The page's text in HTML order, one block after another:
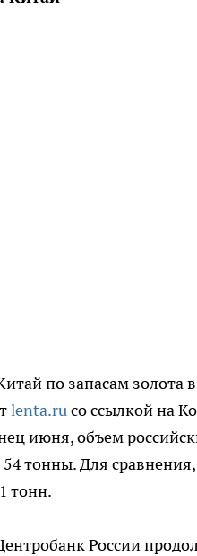
по запасам
lenta.ruсо ссылкой на
июня, объем
тонны. Для
тонн.
России